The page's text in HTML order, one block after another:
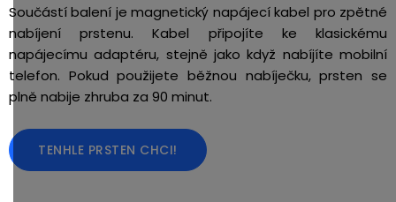
Součástí balení je magnetický napájecí kabel pro zpětné
nabíjení prstenu. Kabel připojíte ke klasickému
napájecímu adaptéru, stejně jako když nabíjíte mobilní
telefon. Pokud použijete běžnou nabíječku, prsten se
plně nabije zhruba za 90 minut.
TENHLE PRSTEN CHCI!